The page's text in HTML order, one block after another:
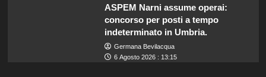
ASPEM Narni assume operai:
concorso per posti a tempo
indeterminato in Umbria.
Germana Bevilacqua
6 Agosto 2026 : 13:15